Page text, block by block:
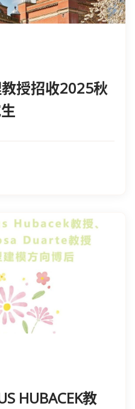
授招收2025秋
HUBACEK教